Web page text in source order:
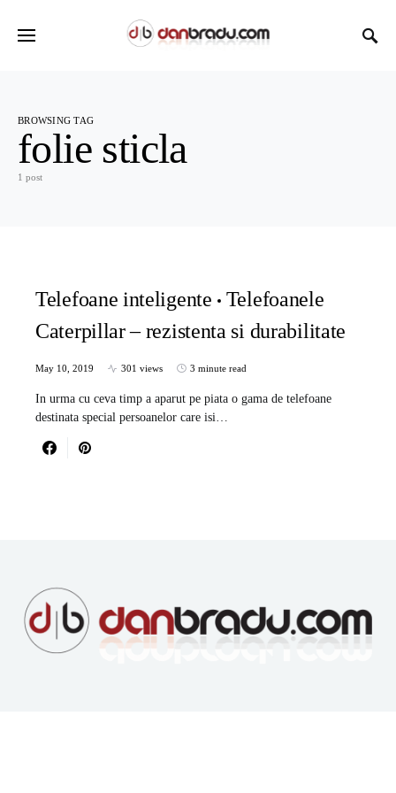
BROWSING TAG
folie sticla
1 post
Telefoane inteligente
Telefoanele
Caterpillar – rezistenta si durabilitate
May 10, 2019 301 views 3 minute read
In urma cu ceva timp a aparut pe piata o gama de telefoane
destinata special persoanelor care isi…